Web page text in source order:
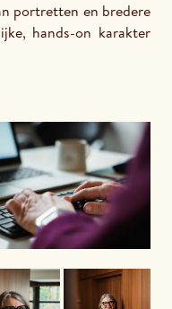
portretten en bredere
hands-on karakter